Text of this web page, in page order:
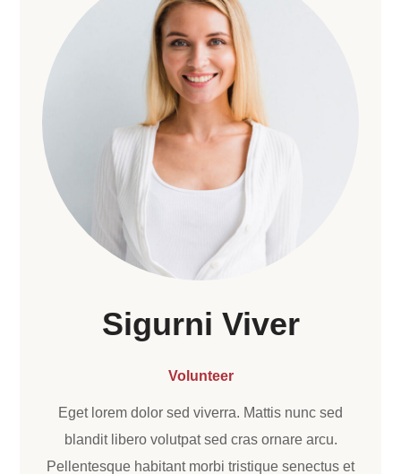
Sigurni Viver
Volunteer
Eget lorem dolor sed viverra. Mattis nunc sed
blandit libero volutpat sed cras ornare arcu.
Pellentesque habitant morbi tristique senectus et